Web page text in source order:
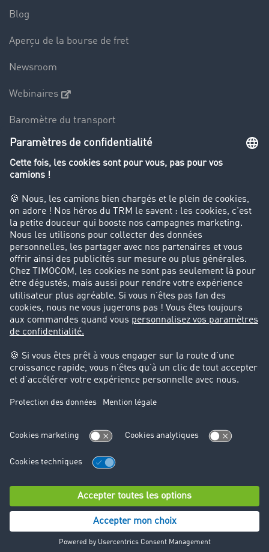
Blog
Aperçu de la bourse de fret
Newsroom
Webinaires
Baromètre du transport
Le dictionnaire du transport
Interdiction de circulation des poids lourds
Entreprise
Parrainage clients
Success Stories
Cadre légal
Mentions légales
Protection des données
Cookie-Einstellungen
Support
© TIMOCOM GmbH 2024. Tous droits réservés